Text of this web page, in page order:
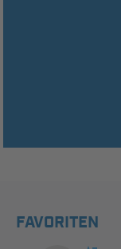
FAVORITEN